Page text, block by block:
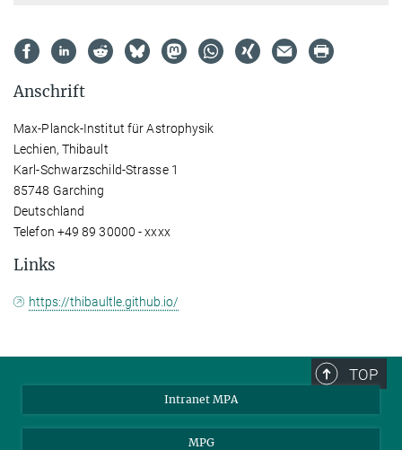
Anschrift
Max-Planck-Institut für Astrophysik
Lechien, Thibault
Karl-Schwarzschild-Strasse 1
85748 Garching
Deutschland
Telefon +49 89 30000 - xxxx
Links
https://thibaultle.github.io/
TOP
Intranet MPA
MPG